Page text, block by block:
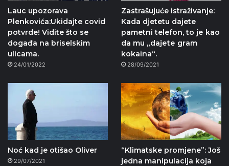
Lauc upozorava
Plenkovića:Ukidajte covid
potvrde! Vidite što se
događa na briselskim
ulicama.
24/01/2022
Zastrašujuće istraživanje:
Kada djetetu dajete
pametni telefon, tо је kао
dа mu „dајеtе grаm
kоkаіnа“.
28/09/2021
Noć kad je otišao Oliver
29/07/2021
“Klimatske promjene”: Još
jedna manipulacija koja